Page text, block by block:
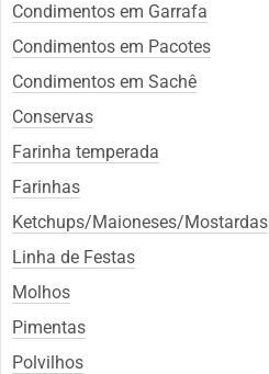
Condimentos em Garrafa
Condimentos em Pacotes
Condimentos em Sachê
Conservas
Farinha temperada
Farinhas
Ketchups/Maioneses/Mostardas
Linha de Festas
Molhos
Pimentas
Polvilhos